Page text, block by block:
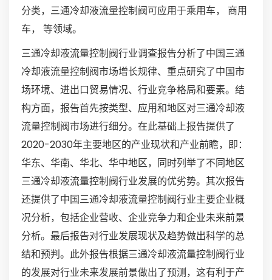
分类，三通冷却液流量控制阀可应用于乘用车， 商用
车， 等领域。
三通冷却液流量控制阀行业调查报告分析了中国三通
冷却液流量控制阀市场增长规律、重点研究了中国市
场环境、进出口贸易情况、行业竞争格局和要素。结
构方面，报告首先按类型、应用和地区对三通冷却液
流量控制阀市场进行细分。在此基础上报告提供了
2020-2030年主要地区的产业现状和产业前瞻，即：
华东、华南、华北、华中地区，同时列举了不同地区
三通冷却液流量控制阀行业发展的优劣势。其次报告
还提供了中国三通冷却液流量控制阀行业主要企业概
况分析，包括企业营收、企业竞争力和企业未来前景
分析。最后报告对行业发展现状及趋势做出科学的总
结和预判。此外报告根据三通冷却液流量控制阀行业
的发展对行业未来发展前景做出了预测，这有利于产